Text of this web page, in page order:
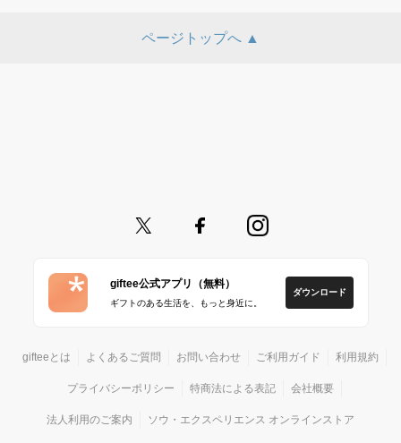
ページトップへ ▲
giftee公式アプリ（無料）
ギフトのある生活を、もっと身近に。
ダウンロード
gifteeとは よくあるご質問 お問い合わせ ご利用ガイド 利用規約
プライバシーポリシー 特商法による表記 会社概要
法人利用のご案内 ソウ・エクスペリエンス オンラインストア